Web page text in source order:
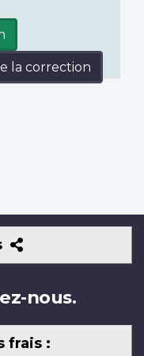
la correction
Suivez-
nous
nous.
frais :